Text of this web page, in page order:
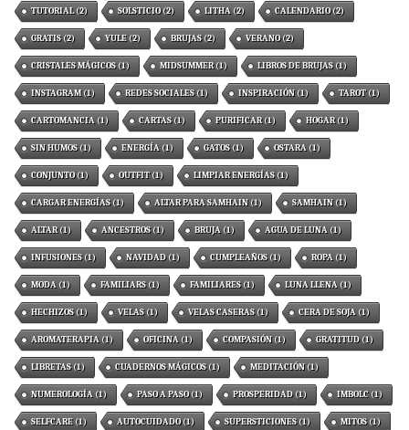
TUTORIAL(2) SOLSTICIO(2) LITHA (2) CALENDARIO(2)
GRATIS(2) YULE(2) BRUJAS(2) VERANO(2)
CRISTALES MÁGICOS(1) MIDSUMMER(1) LIBROS DE BRUJAS(1)
INSTAGRAM(1) REDES SOCIALES(1) INSPIRACIÓN(1) TAROT(1)
CARTOMANCIA (1) CARTAS(1) PURIFICAR(1) HOGAR(1)
SIN HUMOS(1) ENERGÍA (1) GATOS(1) OSTARA (1)
CONJUNTO(1) OUTFIT(1) LIMPIAR ENERGÍAS(1)
CARGAR ENERGÍAS(1) ALTAR PARA SAMHAIN(1) SAMHAIN(1)
ALTAR(1) ANCESTROS(1) BRUJA (1) AGUA DE LUNA (1)
INFUSIONES(1) NAVIDAD(1) CUMPLEAÑOS(1) ROPA (1)
MODA (1) FAMILIARS(1) FAMILIARES(1) LUNA LLENA (1)
HECHIZOS(1) VELAS(1) VELAS CASERAS(1) CERA DE SOJA (1)
AROMATERAPIA (1) OFICINA (1) COMPASIÓN(1) GRATITUD(1)
LIBRETAS(1) CUADERNOS MÁGICOS(1) MEDITACIÓN(1)
NUMEROLOGÍA (1) PASO A PASO(1) PROSPERIDAD(1) IMBOLC (1)
SELFCARE(1) AUTOCUIDADO(1) SUPERSTICIONES(1) MITOS(1)